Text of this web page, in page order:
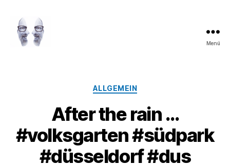
Menü
Kategorien
ALLGEMEIN
After the rain …
#volksgarten #südpark
#düsseldorf #dus